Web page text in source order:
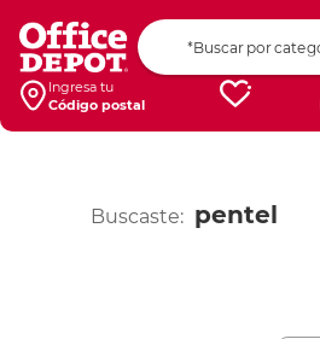
Ingresa tu
Código postal
Buscaste: pentel